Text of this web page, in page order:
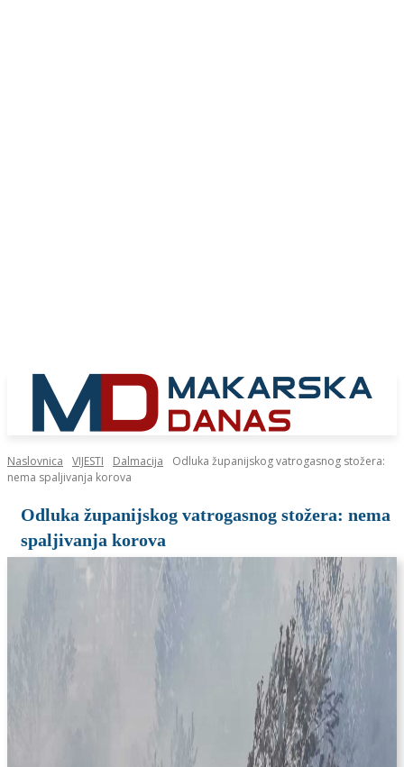
Naslovnica VIJESTI Dalmacija
Odluka županijskog vatrogasnog stožera:
nema spaljivanja korova
Odluka županijskog vatrogasnog stožera: nema
spaljivanja korova